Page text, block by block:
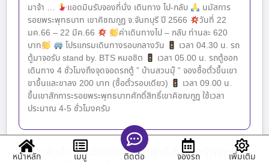
มาจ้า … แอดมินรับจองที่นั่ง เดินทาง ไป-กลับ
นมัสการ
รอยพระพุทธบาท เขาคิชฌกูฏ จ.จันทบุรี ปี 2566
วันที่ 22
มค.66 – 22 มีค.66
ค่าเดินทางไป – กลับ ท่านละ 620
บาท
โปรแกรมเดินทางรอบกลางวัน
เวลา 04.30 น. รถ
ตู้มาจอรับ stand by. BTS หมอชิต
เวลา 05.00 น. รถตู้ออก
เดินทาง 4 ชั่วโมงถึงจุดจอดรถตู้ ” บ้านสวนมุ๊ ” จองซื้อตั๋วขึ้นเขา
ขาขึ้นและขาลง 200 บาท (ซื้อตั๋วรอบเดียว)
เวลา 09.00 น.
ขึ้นเขาสักการะรอยพระพุทธบาทศักดิ์สิทธิ์เขาคิชฌกูฏ ใช้เวลา
ประมาณ 4-5 ชั่วโมงครับ
มาแล้วจ้า ท่านใดที่รอ …ถ้ำนาคี & ถ้ำศรีพรหม
หน้าหลัก เมนู ติดต่อ จองรถ เพิ่มเติม